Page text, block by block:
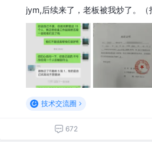
jym,后续来了，老板被我炒了。（
技术交流圈
672